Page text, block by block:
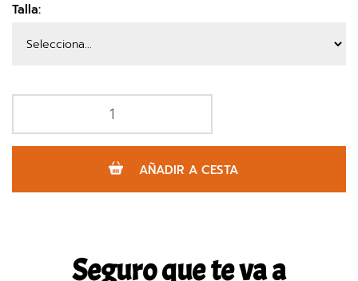
Talla:
AÑADIR A CESTA
Seguro que te va a